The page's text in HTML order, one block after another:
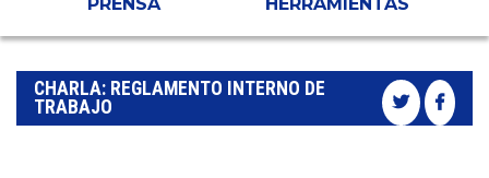
CHARLA: REGLAMENTO INTERNO DE
TRABAJO